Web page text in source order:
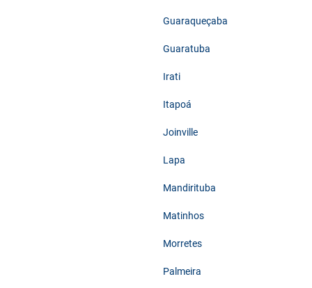
Guaraqueçaba
Guaratuba
Irati
Itapoá
Joinville
Lapa
Mandirituba
Matinhos
Morretes
Palmeira